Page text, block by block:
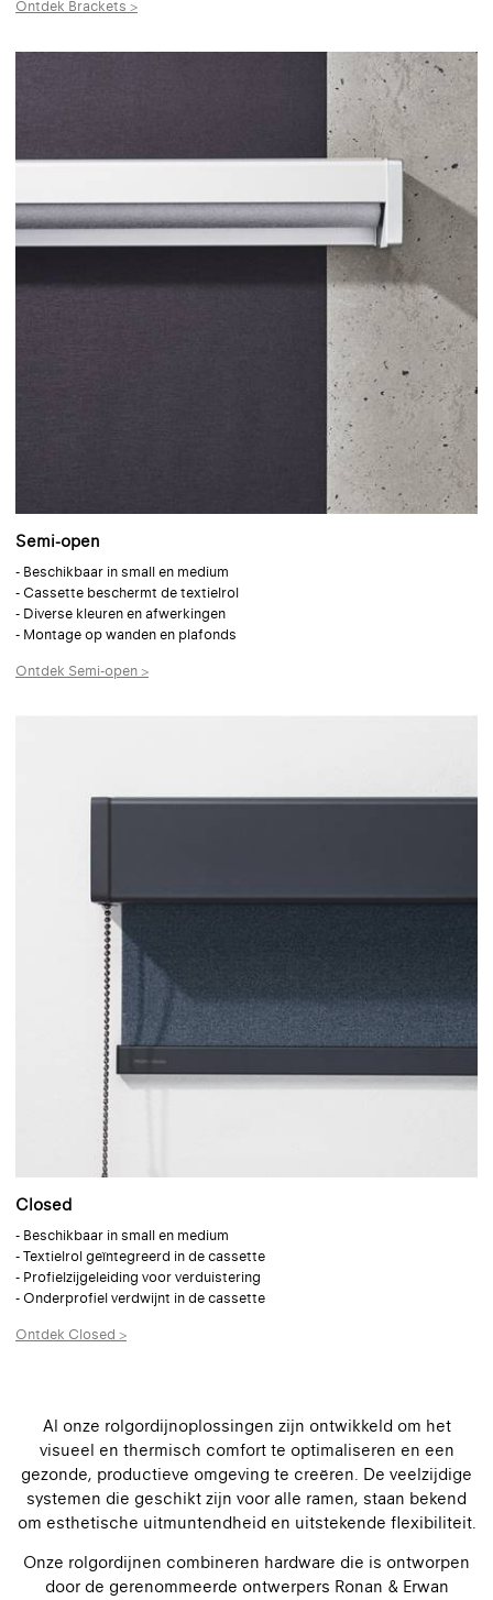
Ontdek Brackets >
Semi-open
- Beschikbaar in small en medium
- Cassette beschermt de textielrol
- Diverse kleuren en afwerkingen
- Montage op wanden en plafonds
Ontdek Semi-open >
Closed
- Beschikbaar in small en medium
- Textielrol geïntegreerd in de cassette
- Profielzijgeleiding voor verduistering
- Onderprofiel verdwijnt in de cassette
Ontdek Closed >
Al onze rolgordijnoplossingen zijn ontwikkeld om het
visueel en thermisch comfort te optimaliseren en een
gezonde, productieve omgeving te creëren. De veelzijdige
systemen die geschikt zijn voor alle ramen, staan bekend
om esthetische uitmuntendheid en uitstekende flexibiliteit.
Onze rolgordijnen combineren hardware die is ontworpen
door de gerenommeerde ontwerpers Ronan & Erwan